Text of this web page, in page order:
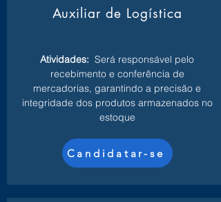
Auxiliar de Logística
Atividades: Será responsável pelo
recebimento e conferência de
mercadorias, garantindo a precisão e
integridade dos produtos armazenados no
estoque
Candidatar-se